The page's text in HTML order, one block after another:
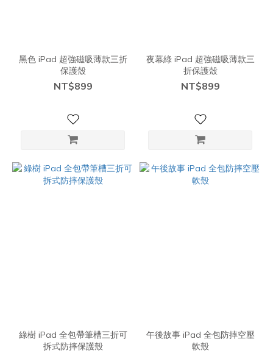
黑色 iPad 超強磁吸薄款三折
保護殼
NT$899
夜幕綠 iPad 超強磁吸薄款三
折保護殼
NT$899
綠樹 iPad 全包帶筆槽三折可
拆式防摔保護殼
午後故事 iPad 全包防摔空壓
軟殼